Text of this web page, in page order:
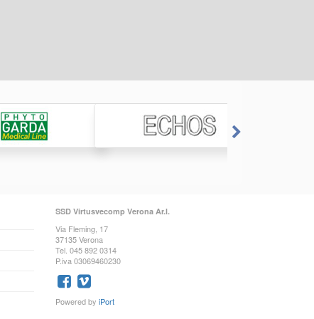
SSD Virtusvecomp Verona Ar.l.
Via Fleming, 17
37135 Verona
Tel. 045 892 0314
P.iva 03069460230
Powered by iPort